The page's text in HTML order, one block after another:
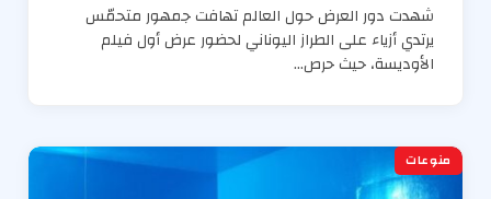
شهدت دور العرض حول العالم تهافت جمهور متحمّس
يرتدي أزياء على الطراز اليوناني لحضور عرض أول فيلم
الأوديسة، حيث حرص…
منوعات